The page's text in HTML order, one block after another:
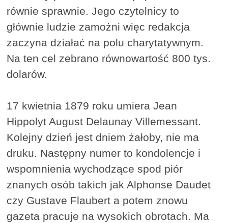
równie sprawnie. Jego czytelnicy to
głównie ludzie zamożni więc redakcja
zaczyna działać na polu charytatywnym.
Na ten cel zebrano równowartość 800 tys.
dolarów.
17 kwietnia 1879 roku umiera Jean
Hippolyt August Delaunay Villemessant.
Kolejny dzień jest dniem żałoby, nie ma
druku. Następny numer to kondolencje i
wspomnienia wychodzące spod piór
znanych osób takich jak Alphonse Daudet
czy Gustave Flaubert a potem znowu
gazeta pracuje na wysokich obrotach. Ma